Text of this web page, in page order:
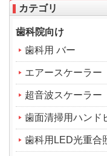
カテゴリ
歯科院向け
歯科用 バー
エアースケーラー
超音波スケーラー
歯面清掃用ハンド
歯科用LED光重合